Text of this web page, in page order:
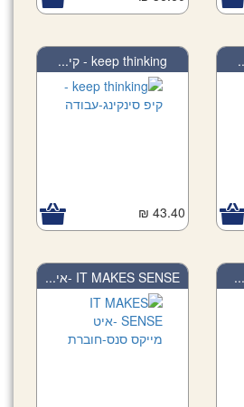
keep thinking - קי...
43.40 ₪
IT MAKES SENSE -אי...